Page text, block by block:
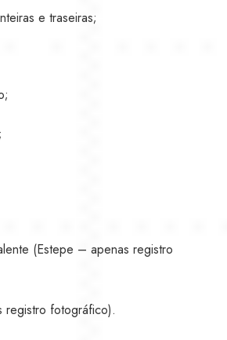
e traseiras;
;
(Estepe – apenas registro
registro fotográfico).